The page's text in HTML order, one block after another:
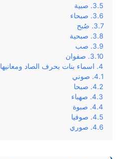
صبية
صبحاء
صُبح
صبحية
صب
صفوان
اسماء بنات بحرف الصاد ومعانيها
صوني
صبحا
صهباء
صبوة
صوفيا
صوري